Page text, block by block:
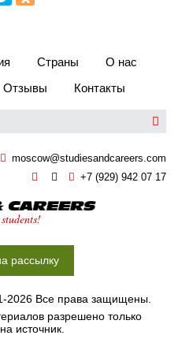
Страны
О нас
Отзывы Контакты
moscow@studiesandcareers.com
+7 (929) 942 07 17
рассылку
2026 Все права защищены.
разрешено только
источник.